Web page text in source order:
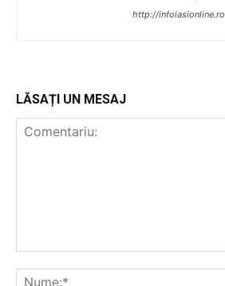
http://infoiasionline.ro
LĂSAȚI UN MESAJ